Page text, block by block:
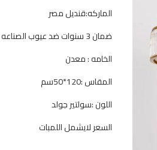
الماركه:قنديل مصر
ضمان 3 سنوات ضد عيوب الصناعه
الخامه : معدن
المقاس :120*50سم
اللون :سولتير جولد
السعر لايشمل اللمبات